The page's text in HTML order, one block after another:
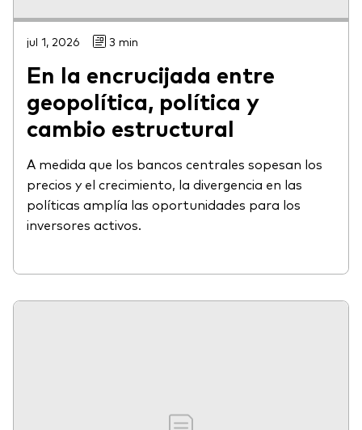
jul 1, 2026 3 min
En la encrucijada entre
geopolítica, política y
cambio estructural
A medida que los bancos centrales sopesan los
precios y el crecimiento, la divergencia en las
políticas amplía las oportunidades para los
inversores activos.